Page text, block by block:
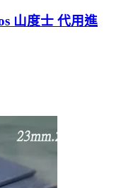
山度士 代用進